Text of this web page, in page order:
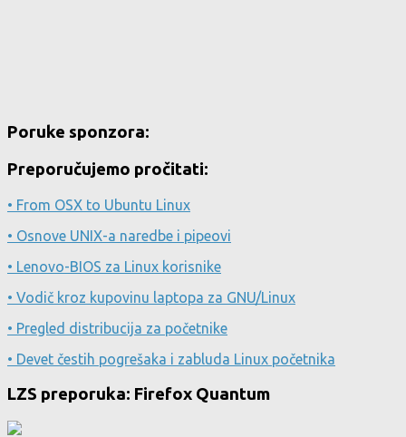
Poruke sponzora:
Preporučujemo pročitati:
• From OSX to Ubuntu Linux
• Osnove UNIX-a naredbe i pipeovi
• Lenovo-BIOS za Linux korisnike
• Vodič kroz kupovinu laptopa za GNU/Linux
• Pregled distribucija za početnike
• Devet čestih pogrešaka i zabluda Linux početnika
LZS preporuka: Firefox Quantum